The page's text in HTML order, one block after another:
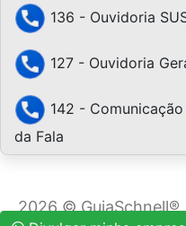
136 - Ouvidoria
127 - Ouvidoria
142 -
da Fala
2026 © GuiaSchnell®